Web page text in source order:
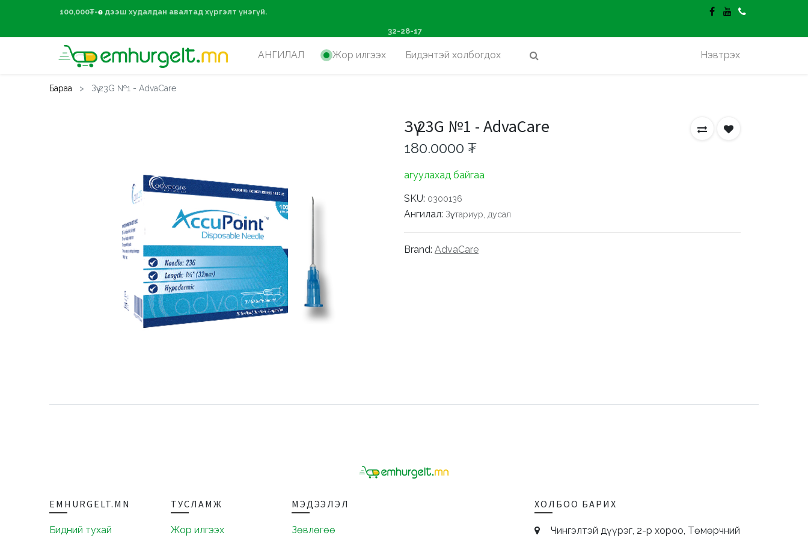
100,000₮-өөс дээш худалдан авалтад хүргэлт үнэгүй.
32-28-17
АНГИЛАЛ Жор илгээх Бидэнтэй холбогдох Нэвтрэх
Бараа Зүү 23G №1 - AdvaCare
Зүү 23G №1 - AdvaCare
180.0000 ₮
агуулахад байгаа
SKU: 0300136
Ангилал: Зүү, тариур, дусал
Brand: AdvaCare
EMHURGELT.MN
Бидний тухай
ТУСЛАМЖ
Жор илгээх
МЭДЭЭЛЭЛ
Зөвлөгөө
ХОЛБОО БАРИХ
Чингэлтэй дүүрэг, 2-р хороо, Төмөрчний